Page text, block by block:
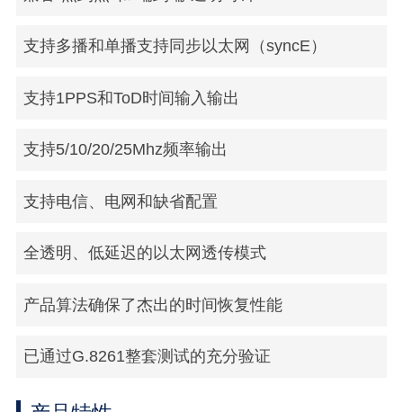
支持多播和单播支持同步以太网（syncE）
支持1PPS和ToD时间输入输出
支持5/10/20/25Mhz频率输出
支持电信、电网和缺省配置
全透明、低延迟的以太网透传模式
产品算法确保了杰出的时间恢复性能
已通过G.8261整套测试的充分验证